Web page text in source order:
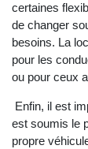
certaines
de changer
besoins. La
pour les
ou pour ceux
Enfin, il est
est soumis le
propre